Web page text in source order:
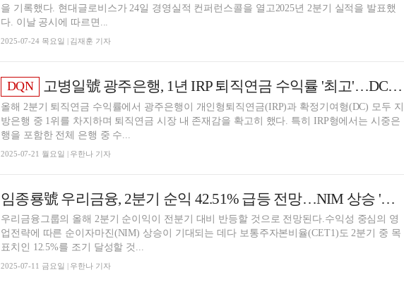
을 기록했다. 현대글로비스가 24일 경영실적 컨퍼런스콜을 열고2025년 2분기 실적을 발표했
다. 이날 공시에 따르면...
2025-07-24 목요일 | 김재훈 기자
DQN 고병일號 광주은행, 1년 IRP 퇴직연금 수익률 '최고'…DC형도 지방은행 1위 [2025 2분기 퇴직연금 랭킹]
올해 2분기 퇴직연금 수익률에서 광주은행이 개인형퇴직연금(IRP)과 확정기여형(DC) 모두 지
방은행 중 1위를 차지하며 퇴직연금 시장 내 존재감을 확고히 했다. 특히 IRP형에서는 시중은
행을 포함한 전체 은행 중 수...
2025-07-21 월요일 | 우한나 기자
임종룡號 우리금융, 2분기 순익 42.51% 급등 전망…NIM 상승 '주목' [금융지주 실적 미리보기]
우리금융그룹의 올해 2분기 순이익이 전분기 대비 반등할 것으로 전망된다.수익성 중심의 영
업전략에 따른 순이자마진(NIM) 상승이 기대되는 데다 보통주자본비율(CET1)도 2분기 중 목
표치인 12.5%를 조기 달성할 것...
2025-07-11 금요일 | 우한나 기자